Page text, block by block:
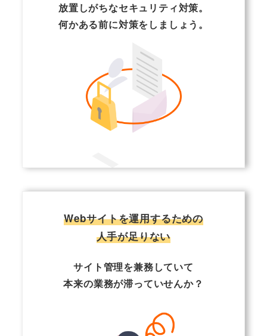
放置しがちなセキュリティ対策。
何かある前に対策をしましょう。
Webサイトを運用するための
人手が足りない
サイト管理を兼務していて
本来の業務が滞っていせんか？